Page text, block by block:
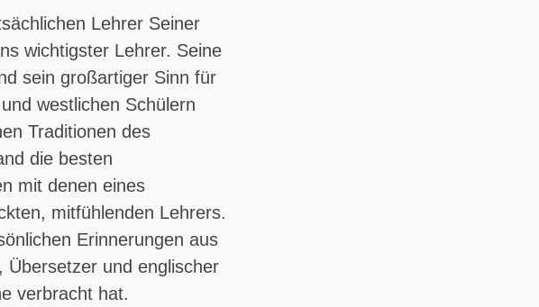
Lehrer Seiner
wichtigster Lehrer. Seine
sein großartiger Sinn für
westlichen Schülern
Traditionen des
die besten
mit denen eines
mitfühlenden Lehrers.
Erinnerungen aus
Übersetzer und englischer
verbracht hat.